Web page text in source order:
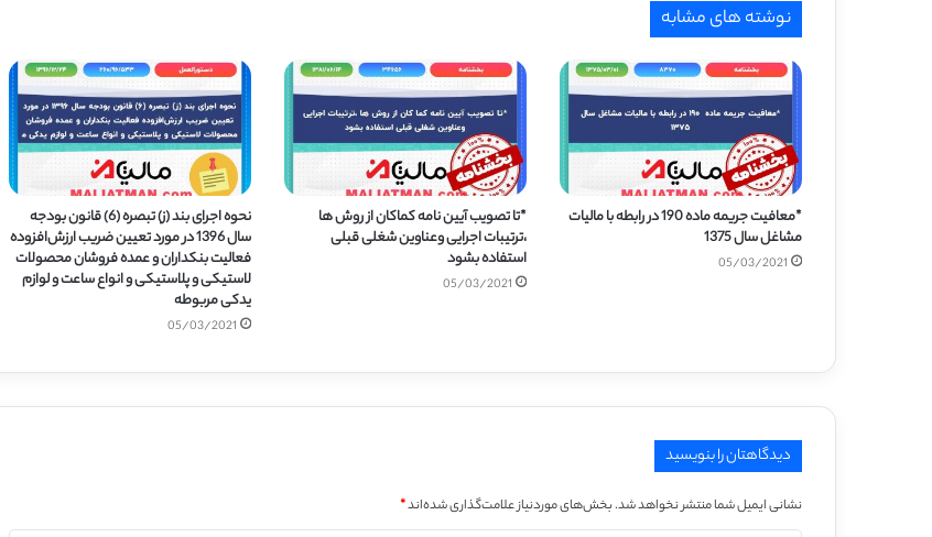
نوشته های مشابه
*معافیت جریمه ماده 190 در رابطه با مالیات
مشاغل سال 1375
05/03/2021
*تا تصویب آیین نامه کماکان از روش ها
،ترتیبات اجرایی وعناوین شغلی قبلی
استفاده بشود
05/03/2021
نحوه اجرای بند (ز) تبصره (6) قانون بودجه
سال 1396 در مورد تعیین ضریب ارزش‌افزوده
فعالیت بنکداران و عمده فروشان محصولات
لاستیکی و پلاستیکی و انواع ساعت و لوازم
یدکی مربوطه
05/03/2021
دیدگاهتان را بنویسید
نشانی ایمیل شما منتشر نخواهد شد.بخش‌های موردنیاز علامت‌گذاری شده‌اند*